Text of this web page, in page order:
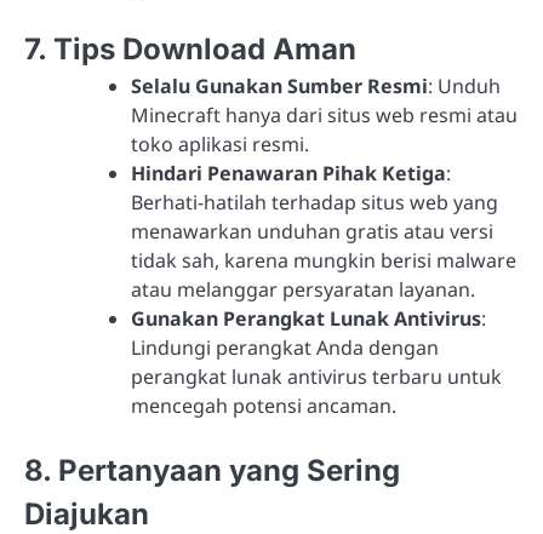
7. Tips Download Aman
Selalu Gunakan Sumber Resmi: Unduh
Minecraft hanya dari situs web resmi atau
toko aplikasi resmi.
Hindari Penawaran Pihak Ketiga:
Berhati-hatilah terhadap situs web yang
menawarkan unduhan gratis atau versi
tidak sah, karena mungkin berisi malware
atau melanggar persyaratan layanan.
Gunakan Perangkat Lunak Antivirus:
Lindungi perangkat Anda dengan
perangkat lunak antivirus terbaru untuk
mencegah potensi ancaman.
8. Pertanyaan yang Sering
Diajukan